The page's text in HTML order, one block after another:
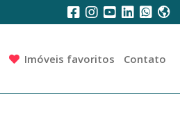
Imóveis favoritos Contato